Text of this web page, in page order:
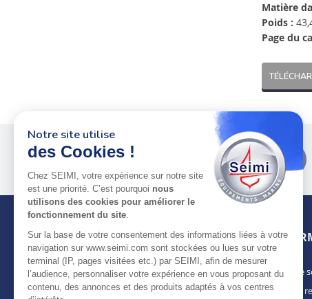
Matière
Poids :
Page du
Plus de 50 ans
au service
des pros
À PROPOS DE SEIMI
Depuis plus de 50 ans, nous apportons des
Notre
Nous
Notre site utilise
des Cookies !
Chez SEIMI, votre expérience sur notre site
est une priorité. C’est pourquoi nous
utilisons des cookies pour améliorer le
fonctionnement du site.
Sur la base de votre consentement des informations liées à votre
navigation sur www.seimi.com sont stockées ou lues sur votre
terminal (IP, pages visitées etc.) par SEIMI, afin de mesurer
l’audience, personnaliser votre expérience en vous proposant du
contenu, des annonces et des produits adaptés à vos centres